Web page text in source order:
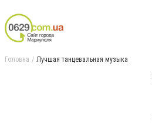
Головна Лучшая танцевальная музыка